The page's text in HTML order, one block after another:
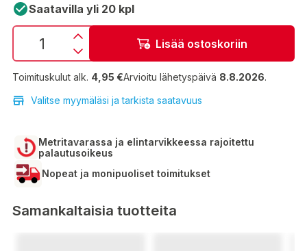
Saatavilla yli 20 kpl
Lisää ostoskoriin
Toimituskulut alk. 4,95 €Arvioitu lähetyspäivä 8.8.2026.
Valitse myymäläsi ja tarkista saatavuus
Metritavarassa ja elintarvikkeessa rajoitettu
palautusoikeus
Nopeat ja monipuoliset toimitukset
Samankaltaisia tuotteita